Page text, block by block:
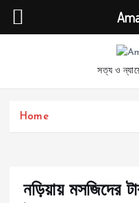
p
সত্য ও
Home
নড়িয়ায় মসজিদের